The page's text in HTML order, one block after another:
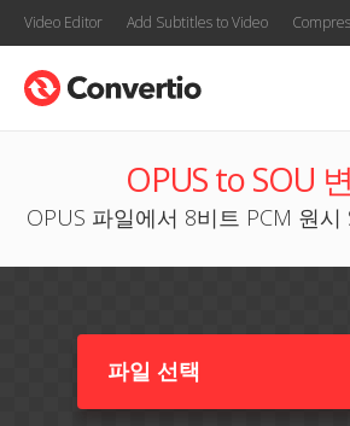
Video Editor Add Subtitles to Video
OPUS to SOU
OPUS 파일에서 8비트 PCM 원
파일 선택